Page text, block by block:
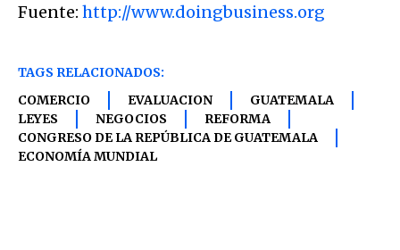
Fuente: http://www.doingbusiness.org
TAGS RELACIONADOS:
COMERCIO
EVALUACION
GUATEMALA
LEYES
NEGOCIOS
REFORMA
CONGRESO DE LA REPÚBLICA DE GUATEMALA
ECONOMÍA MUNDIAL